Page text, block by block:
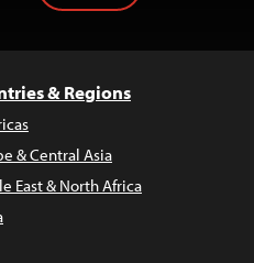
& Regions
& Central Asia
East & North Africa